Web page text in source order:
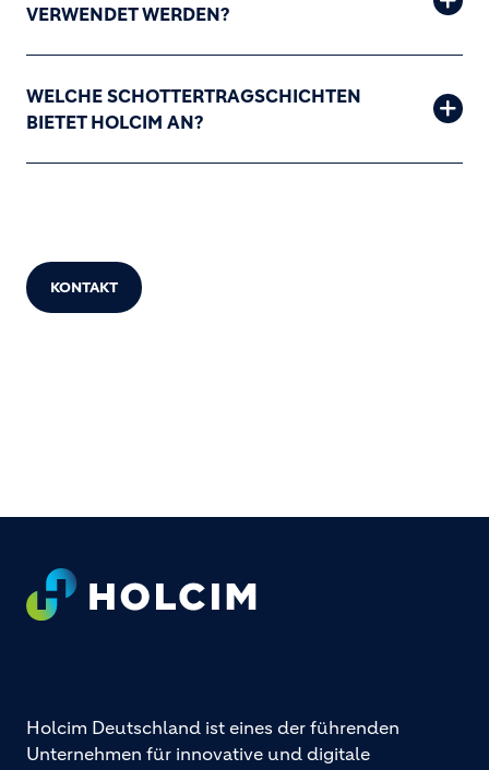
VERWENDET WERDEN?
WELCHE SCHOTTERTRAGSCHICHTEN
BIETET HOLCIM AN?
KONTAKT
Footer
Holcim Deutschland ist eines der führenden
Unternehmen für innovative und digitale